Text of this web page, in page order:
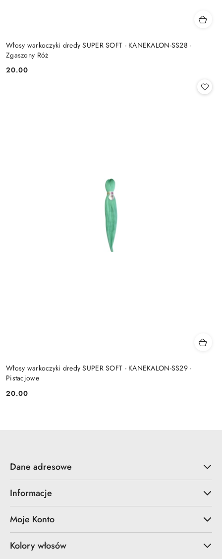
Włosy warkoczyki dredy SUPER SOFT - KANEKALON-SS28 -
Zgaszony Róż
Cena:
20.00
Włosy warkoczyki dredy SUPER SOFT - KANEKALON-SS29 -
Pistacjowe
Cena:
20.00
Dane adresowe
Informacje
Moje Konto
Kolory włosów